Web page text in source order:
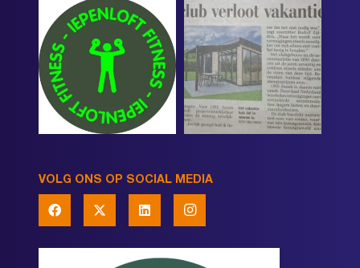
VOLG ONS OP SOCIAL MEDIA